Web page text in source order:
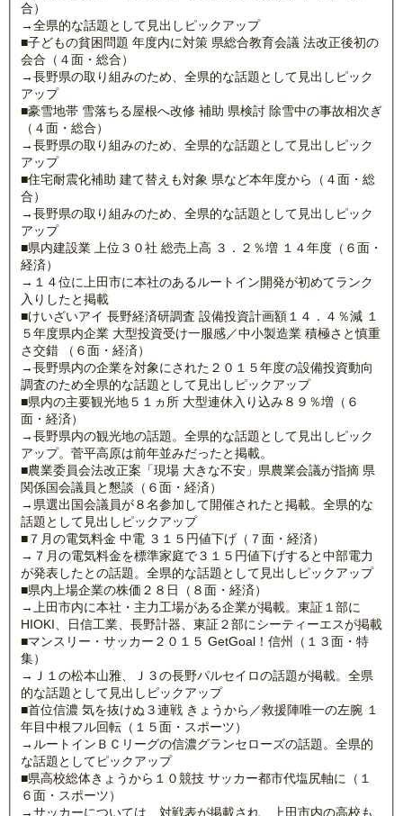
合）
→全県的な話題として見出しピックアップ
■子どもの貧困問題 年度内に対策 県総合教育会議 法改正後初の
会合（４面・総合）
→長野県の取り組みのため、全県的な話題として見出しピック
アップ
■豪雪地帯 雪落ちる屋根へ改修 補助 県検討 除雪中の事故相次ぎ
（４面・総合）
→長野県の取り組みのため、全県的な話題として見出しピック
アップ
■住宅耐震化補助 建て替えも対象 県など本年度から（４面・総
合）
→長野県の取り組みのため、全県的な話題として見出しピック
アップ
■県内建設業 上位３０社 総売上高 ３．２％増 １４年度（６面・
経済）
→１４位に上田市に本社のあるルートイン開発が初めてランク
入りしたと掲載
■けいざいアイ 長野経済研調査 設備投資計画額１４．４％減 １
５年度県内企業 大型投資受け一服感／中小製造業 積極さと慎重
さ交錯 （６面・経済）
→長野県内の企業を対象にされた２０１５年度の設備投資動向
調査のため全県的な話題として見出しピックアップ
■県内の主要観光地５１ヵ所 大型連休入り込み８９％増（６
面・経済）
→長野県内の観光地の話題。全県的な話題として見出しピック
アップ。菅平高原は前年並みだったと掲載。
■農業委員会法改正案「現場 大きな不安」県農業会議が指摘 県
関係国会議員と懇談（６面・経済）
→県選出国会議員が８名参加して開催されたと掲載。全県的な
話題として見出しピックアップ
■７月の電気料金 中電 ３１５円値下げ（７面・経済）
→７月の電気料金を標準家庭で３１５円値下げすると中部電力
が発表したとの話題。全県的な話題として見出しピックアップ
■県内上場企業の株価２８日（８面・経済）
→上田市内に本社・主力工場がある企業が掲載。東証１部に
HIOKI、日信工業、長野計器、東証２部にシーティーエスが掲載
■マンスリー・サッカー２０１５ GetGoal！信州（１３面・特
集）
→Ｊ１の松本山雅、Ｊ３の長野パルセイロの話題が掲載。全県
的な話題として見出しピックアップ
■首位信濃 気を抜けぬ３連戦 きょうから／救援陣唯一の左腕 １
年目中根フル回転（１５面・スポーツ）
→ルートインＢＣリーグの信濃グランセローズの話題。全県的
な話題としてピックアップ
■県高校総体きょうから１０競技 サッカー都市代塩尻軸に（１
６面・スポーツ）
→サッカーについては、対戦表が掲載され、上田市内の高校も